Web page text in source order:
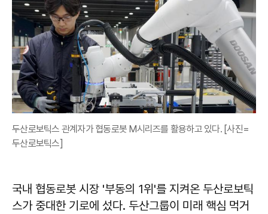
두산로보틱스 관계자가 협동로봇 M시리즈를 활용하고 있다. [사진=
두산로보틱스]
국내 협동로봇 시장 '부동의 1위'를 지켜온 두산로보틱
스가 중대한 기로에 섰다. 두산그룹이 미래 핵심 먹거